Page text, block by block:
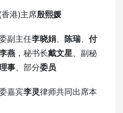
港)主席殷熙媛
副主任李晓娟、 陈瑞、 付
燕 ，秘书长戴文星、副秘
事、部分委员
嘉宾李灵律师共同出席本